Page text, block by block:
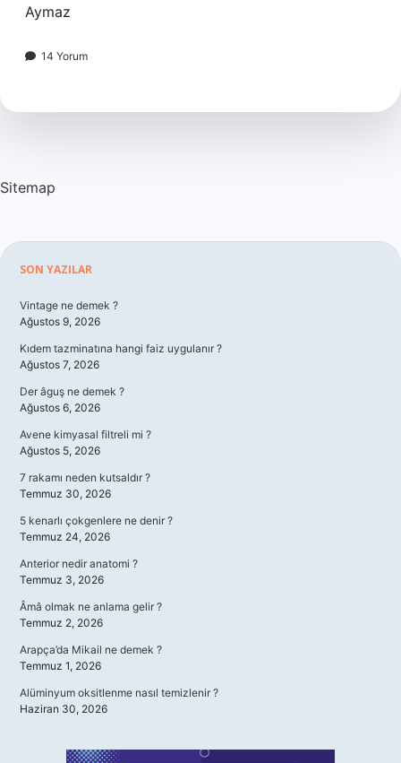
Aymaz
14 Yorum
Sitemap
Sidebar
SON YAZILAR
Vintage ne demek ?
Ağustos 9, 2026
Kıdem tazminatına hangi faiz uygulanır ?
Ağustos 7, 2026
Der âguş ne demek ?
Ağustos 6, 2026
Avene kimyasal filtreli mi ?
Ağustos 5, 2026
7 rakamı neden kutsaldır ?
Temmuz 30, 2026
5 kenarlı çokgenlere ne denir ?
Temmuz 24, 2026
Anterior nedir anatomi ?
Temmuz 3, 2026
Âmâ olmak ne anlama gelir ?
Temmuz 2, 2026
Arapça’da Mikail ne demek ?
Temmuz 1, 2026
Alüminyum oksitlenme nasıl temizlenir ?
Haziran 30, 2026